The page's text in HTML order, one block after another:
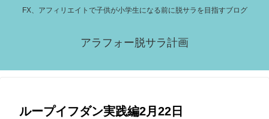
FX、アフィリエイトで子供が小学生になる前に脱サラを目指すブログ
アラフォー脱サラ計画
ループイフダン実践編2月22日